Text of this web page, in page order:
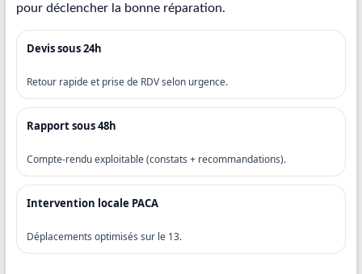
en
réparation
par
chemisage
canalisations
pour déclencher la bonne réparation.
Devis sous 24h
Retour rapide et prise de RDV selon urgence.
Rapport sous 48h
Compte-rendu exploitable (constats + recommandations).
Intervention locale PACA
Déplacements optimisés sur le 13.